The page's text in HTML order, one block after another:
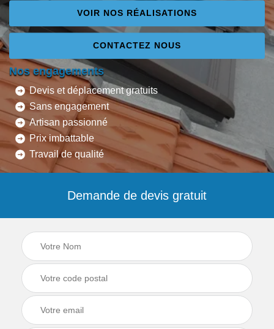
VOIR NOS RÉALISATIONS
CONTACTEZ NOUS
Nos engagements
Devis et déplacement gratuits
Sans engagement
Artisan passionné
Prix imbattable
Travail de qualité
Demande de devis gratuit